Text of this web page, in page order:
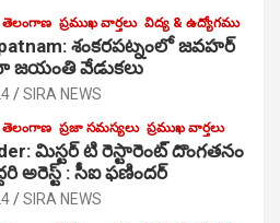
తెలంగాణ ప్రముఖ వార్తలు విద్య & ఉద్యోగము
శంకరపట్నంలో జవహర్
జయంతి వేడుకలు
SIRA NEWS
తెలంగాణ ప్రజా సమస్యలు ప్రముఖ వార్తలు
మిస్టర్ టి రెస్టారెంట్ దొంగతనం
అరెస్ట్ : సీఐ ఫణిందర్
SIRA NEWS